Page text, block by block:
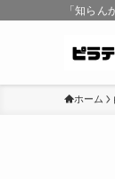
「知ら
ホーム